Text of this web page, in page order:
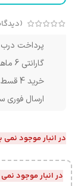
پرداخت درب
گارانتی 6 ماهه محصولات
خرید 4 قسط با اسنپ پی بدون سود
ارسال فوری
در انبار موجود نمی
در انبار موجود